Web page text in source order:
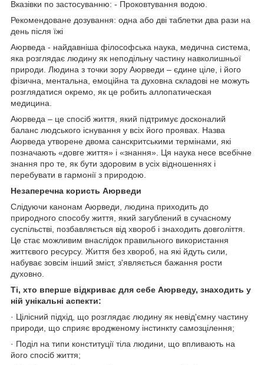
Вказівки по застосуванню: - Проковтування водою.
Рекомендоване дозування: одна або дві таблетки два рази на
день після їжі
Аюрведа - найдавніша філософська наука, медична система,
яка розглядає людину як неподільну частину навколишньої
природи. Людина з точки зору Аюрведи – єдине ціле, і його
фізична, ментальна, емоційна та духовна складові не можуть
розглядатися окремо, як це робить аллопатическая
медицина.
Аюрведа – це спосіб життя, який підтримує досконалий
баланс людського існування у всіх його проявах. Назва
Аюрведа утворене двома санскритськими термінами, які
позначають «довге життя» і «знання». Ця наука несе всебічне
знання про те, як бути здоровим в усіх відношеннях і
перебувати в гармонії з природою.
Незаперечна користь Аюрведи
Слідуючи канонам Аюрведи, людина приходить до
природного способу життя, який загублений в сучасному
суспільстві, позбавляється від хвороб і знаходить довголіття.
Це стає можливим внаслідок правильного використання
життєвого ресурсу. Життя без хвороб, на які йдуть сили,
набуває зовсім інший зміст, з'являється бажання рости
духовно.
Ті, хто вперше відкриває для себе Аюрведу, знаходить у
ній унікальні аспекти:
· Цілісний підхід, що розглядає людину як невід'ємну частину
природи, що сприяє вродженому інстинкту самозцілення;
· Поділ на типи конституції тіла людини, що впливають на
його спосіб життя;